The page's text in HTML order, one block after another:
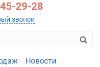
29-28
звонок
Новости